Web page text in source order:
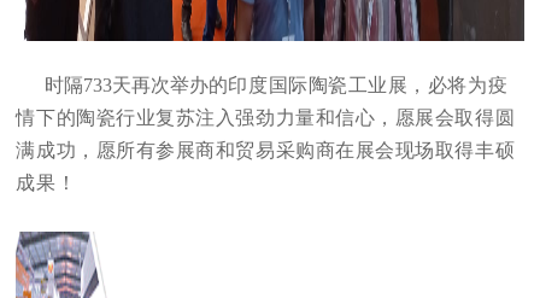
时隔733天再次举办的印度国际陶瓷工业展，必将为疫
情下的陶瓷行业复苏注入强劲力量和信心， 愿展会取得圆
满成功，愿所有参展商和贸易采购商在展会现场取得丰硕
成果！